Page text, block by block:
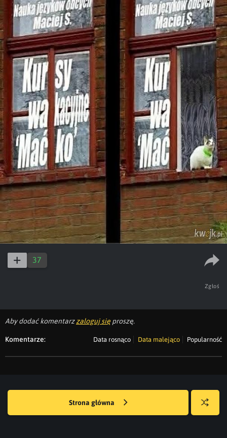
37
Zgłoś
Aby dodać komentarzzaloguj się proszę.
Komentarze: Data rosnąco Data malejąco Popularność
Strona główna